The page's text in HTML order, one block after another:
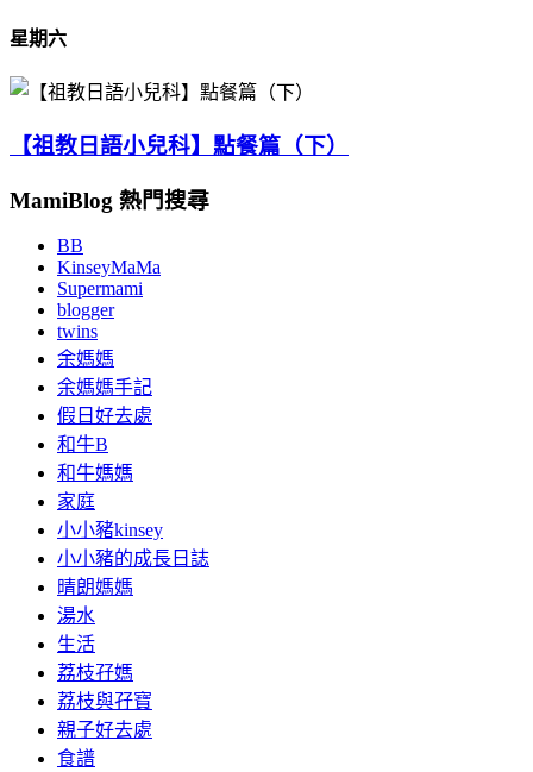
星期六
【祖教日語小兒科】點餐篇（下）
MamiBlog 熱門搜尋
BB
KinseyMaMa
Supermami
blogger
twins
余媽媽
余媽媽手記
假日好去處
和牛B
和牛媽媽
家庭
小小豬kinsey
小小豬的成長日誌
晴朗媽媽
湯水
生活
荔枝孖媽
荔枝與孖寶
親子好去處
食譜